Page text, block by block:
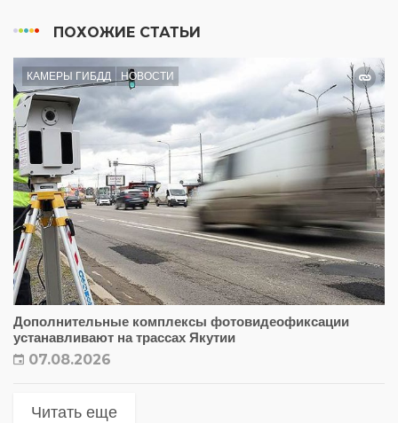
ПОХОЖИЕ СТАТЬИ
КАМЕРЫ ГИБДД НОВОСТИ
Дополнительные комплексы фотовидеофиксации
устанавливают на трассах Якутии
07.08.2026
Читать еще